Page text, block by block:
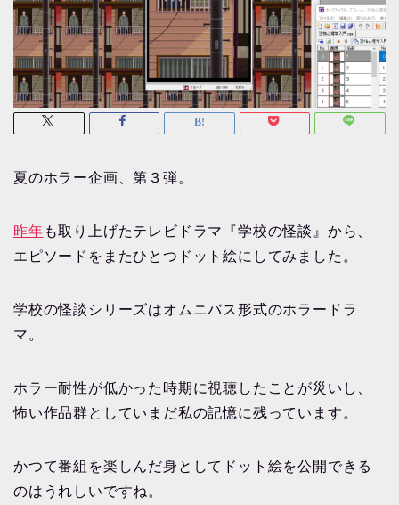
夏のホラー企画、第３弾。
昨年 も取り上げたテレビドラマ『学校の怪談』から、
エピソードをまたひとつドット絵にしてみました。
学校の怪談シリーズはオムニバス形式のホラードラ
マ。
ホラー耐性が低かった時期に視聴したことが災いし、
怖い作品群としていまだ私の記憶に残っています。
かつて番組を楽しんだ身としてドット絵を公開できる
のはうれしいですね。